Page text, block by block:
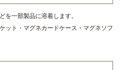
を一部製品に溶着します。
ット・マグネカードケース・マグネソフ